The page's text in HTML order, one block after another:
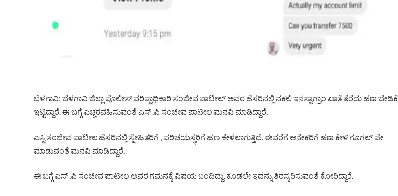
ಬೆಳಗಾವಿ: ಬೆಳಗಾವಿ ಜಿಲ್ಲಾ ಪೊಲೀಸ್ ವರಿಷ್ಟಾಧಿಕಾರಿ ಸಂಜೀವ ಪಾಟೀಲ್ ಅವರ ಹೆಸರಿನಲ್ಲಿ ನಕಲಿ ಇನಸ್ಟಾಗ್ರಾಂ ಖಾತೆ ತೆರೆದು ಹಣ ಬೇಡಿಕೆ
ಇಟ್ಟಿದ್ದಾರೆ. ಈ ಬಗ್ಗೆ ಎಚ್ಚರವಹಿಸುವಂತೆ ಎಸ್ .ಪಿ ಸಂಜೀವ ಪಾಟೀಲ ಮನವಿ ಮಾಡಿದ್ದಾರೆ.
ಎಸ್ಪಿ ಸಂಜೀವ ಪಾಟೀಲ ಹೆಸರಿನಲ್ಲಿ ಸ್ನೇಹಿತರಿಗೆ , ಪರಿಚಯಸ್ಥರಿಗೆ ಹಣ ಕೇಳಲಾಗುತ್ತಿದೆ. ಈವರೆಗೆ ಅನೇಕರಿಗೆ ಹಣ ಕೇಳಿ ಗೂಗಲ್ ಪೇ
ಮಾಡುವಂತೆ ಮನವಿ ಮಾಡಿದ್ದಾರೆ.
ಈ ಬಗ್ಗೆ ಎಸ್ .ಪಿ ಸಂಜೀವ ಪಾಟೀಲ ಅವರ ಗಮನಕ್ಕೆ ವಿಷಯ ಬಂದಿದ್ದು, ಕೂಡಲೇ ಇದನ್ನು ತಿರಸ್ಕರಿಸುವಂತೆ ಕೋರಿದ್ದಾರೆ.